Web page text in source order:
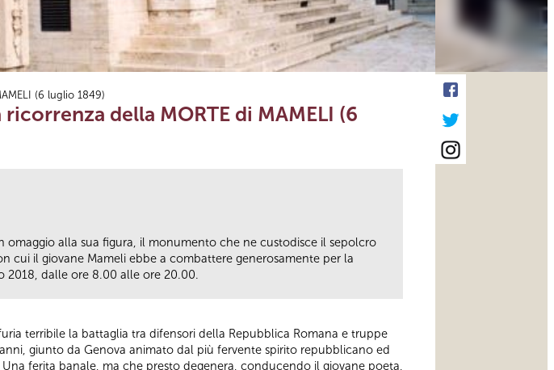
(6 luglio 1849)
della MORTE di MAMELI (6
alla sua figura, il monumento che ne custodisce il sepolcro
cui il giovane Mameli ebbe a combattere generosamente per la
2018, dalle ore 8.00 alle ore 20.00.
terribile la battaglia tra difensori della Repubblica Romana e truppe
giunto da Genova animato dal più fervente spirito repubblicano ed
ferita banale, ma che presto degenera, conducendo il giovane poeta,